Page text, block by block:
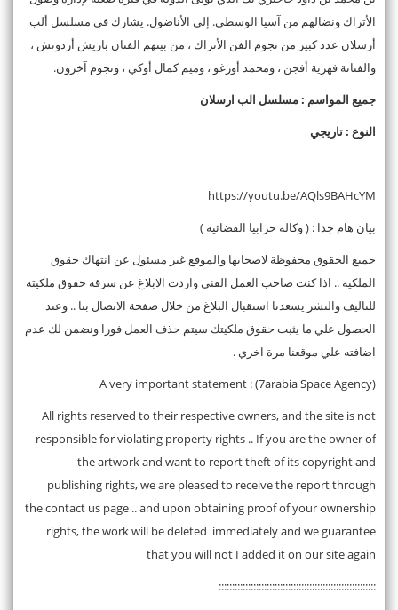
الأتراك ونضالهم من آسيا الوسطى. إلى الأناضول. يشارك في مسلسل ألب
أرسلان عدد كبير من نجوم الفن الأتراك ، من بينهم الفنان باريش أردوتش ،
والفنانة فهرية أفجن ، ومحمد أوزغو ، وميم كمال أوكي ، ونجوم آخرون.
جميع المواسم : مسلسل الب ارسلان
النوع : تاريجي
https://youtu.be/AQls9BAHcYM
بيان هام جدا : ( وكاله حرابيا الفضائيه )
جميع الحقوق محفوظة لاصحابها والموقع غير مسئول عن انتهاك حقوق
الملكيه .. اذا كنت صاحب العمل الفني واردت الابلاغ عن سرقة حقوق ملكيته
للتاليف والنشر يسعدنا استقبال البلاغ من خلال صفحة الاتصال بنا .. وعند
الحصول علي ما يثبت حقوق ملكيتك سيتم حذف العمل فورا ونضمن لك عدم
اضافته علي موقعنا مرة اخري .
(7arabia Space Agency) : A very important statement
All rights reserved to their respective owners, and the site is not
responsible for violating property rights .. If you are the owner of
the artwork and want to report theft of its copyright and
publishing rights, we are pleased to receive the report through
the contact us page .. and upon obtaining proof of your ownership
rights, the work will be deleted immediately and we guarantee
that you will not I added it on our site again
:::::::::::::::::::::::::::::::::::::::::::::::::::::::::::